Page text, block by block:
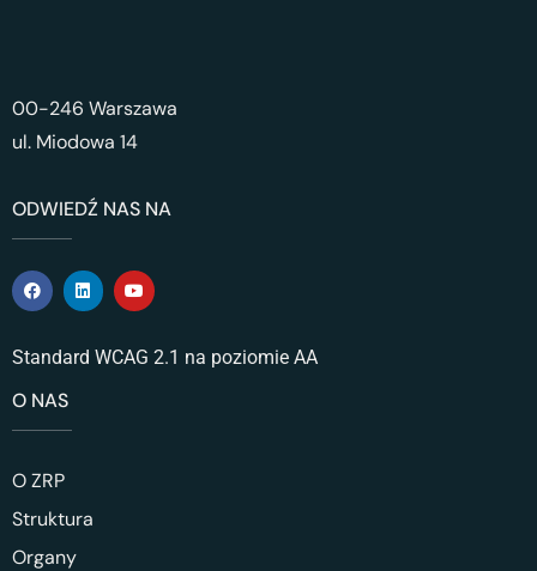
00-246 Warszawa
ul. Miodowa 14
ODWIEDŹ NAS NA
Standard WCAG 2.1 na poziomie AA
O NAS
O ZRP
Struktura
Organy